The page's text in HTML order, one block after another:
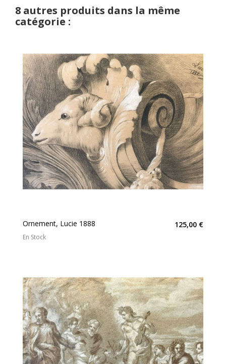
8 autres produits dans la même
catégorie :
Ornement, Lucie 1888 125,00 €
En Stock